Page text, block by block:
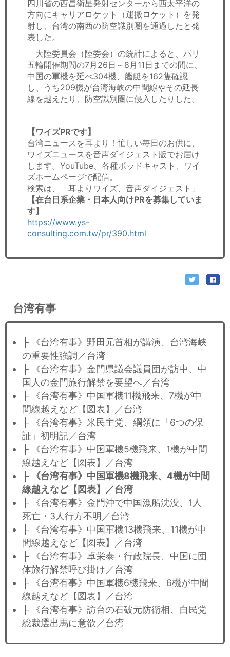
四川省の西昌衛星発射センターから西太平洋の
方向にキャリアロケット（運搬ロケット）を発
射し、台湾の南西の防空識別圏を通過したと発
表した。
大陸委員会（陸委会）の統計によると、パリ
五輪開催期間の7月26日～8月11日までの間に、
中国の軍機を延べ304機、艦艇を162隻確認
し、うち209機が台湾海峡の中間線やその延長
線を越えたり、防空識別圏に侵入したりした。
【ワイズPRです】
台湾ニュースを耳より！忙しい毎日のお供に、
ワイズニュースを音声ダイジェスト版でお届け
します。YouTube、各種ポッドキャスト、ワイ
ズホームページで配信。
検索は、「耳よりワイズ、音声ダイジェスト」
【在台日系企業・日本人向けPRを募集していま
す】
https://www.ys-
consulting.com.tw/pr/390.html
台湾有事
├ 《台湾有事》野田元首相が講演、台湾海峡
の重要性強調／台湾
├ 《台湾有事》金門県議会議員団が訪中、中
国人の金門旅行解禁を要望へ／台湾
├ 《台湾有事》中国軍機11機飛来、7機が中
間線越えなど【図表】／台湾
├ 《台湾有事》米民主党、綱領に「6つの保
証」初明記／台湾
├ 《台湾有事》中国軍機5機飛来、1機が中間
線越えなど【図表】／台湾
├
《台湾有事》中国軍機8機飛来、4機が中間
線越えなど【図表】／台湾
├ 《台湾有事》金門沖で中国漁船沈没、1人
死亡・3人行方不明／台湾
├ 《台湾有事》中国軍機13機飛来、11機が中
間線越えなど【図表】／台湾
├ 《台湾有事》卓栄泰・行政院長、中国に団
体旅行解禁呼び掛け／台湾
├ 《台湾有事》中国軍機6機飛来、6機が中間
線越えなど【図表】／台湾
├ 《台湾有事》訪台の石破元防衛相、自民党
総裁選出馬に意欲／台湾